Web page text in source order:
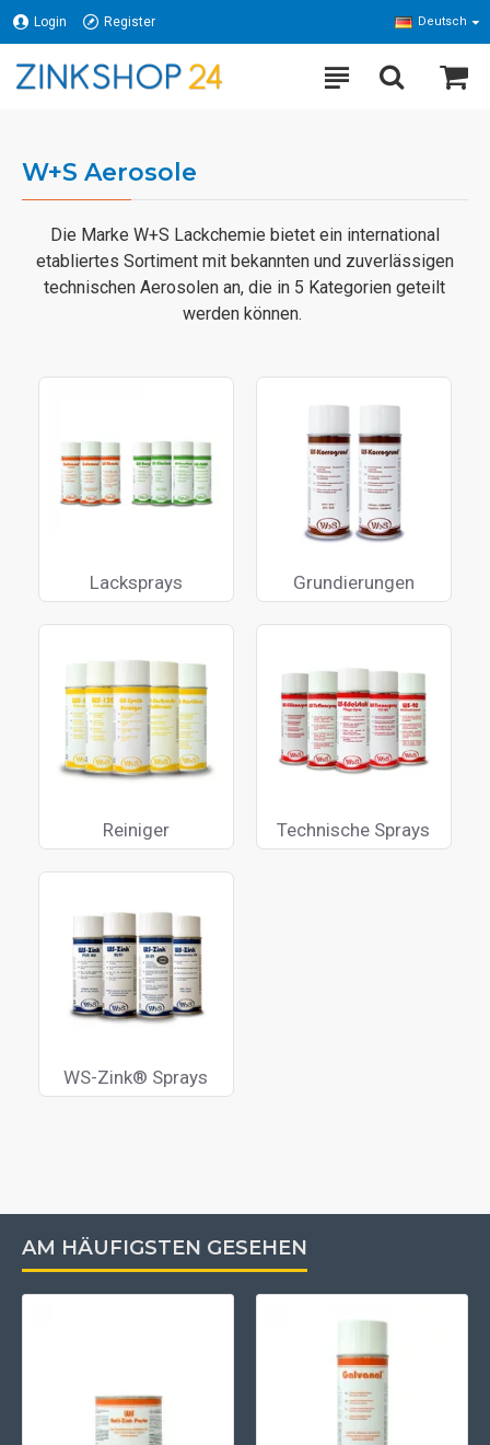
Login Register Deutsch
W+S Aerosole
Die Marke W+S Lackchemie bietet ein international
etabliertes Sortiment mit bekannten und zuverlässigen
technischen Aerosolen an, die in 5 Kategorien geteilt
werden können.
Lacksprays Grundierungen
Reiniger Technische Sprays
WS-Zink® Sprays
AM HÄUFIGSTEN GESEHEN